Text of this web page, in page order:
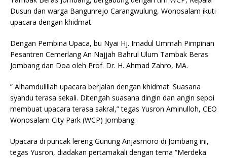
Dusun dan warga Bangunrejo Carangwulung, Wonosalam ikuti
upacara dengan khidmat.
Dengan Pembina Upaca, bu Nyai Hj. Imadul Ummah Pimpinan
Pesantren Cemerlang An Najjah Bahrul Ulum Tambak Beras
Jombang dan Doa oleh Prof. Dr. H. Ahmad Zahro, MA.
” Alhamdulillah upacara berjalan dengan khidmat. Suasana
syahdu terasa sekali. Ditengah suasana dingin dan angin sepoi
membuat upacara terasa sakral,” tegas Yusron Aminulloh, CEO
Wonosalam City Park (WCP) Jombang.
Upacara di puncak lereng Gunung Anjasmoro di Jombang ini,
tegas Yusron, diadakan pertamakali dengan tema “Merdeka